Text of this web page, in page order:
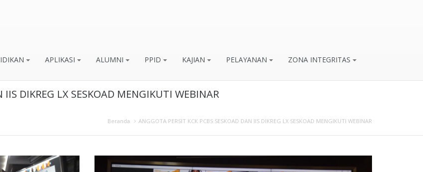
APLIKASI ALUMNI PPID KAJIAN PELAYANAN ZONA INTEGRITAS
DIKREG LX SESKOAD MENGIKUTI WEBINAR
Beranda ANGGOTA PERSIT KCK PCBS SESKOAD DAN IIS DIKREG LX SESKOAD MENGIKUTI WEBINAR